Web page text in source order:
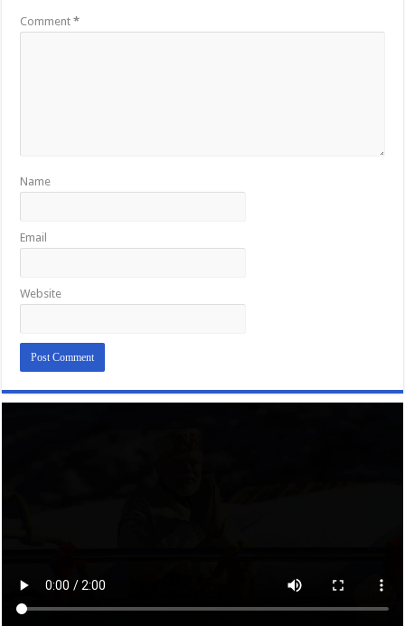
Comment*
Name
Email
Website